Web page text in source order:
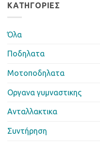
ΚΑΤΗΓΟΡΊΕΣ
Όλα
Ποδηλατα
Μοτοποδηλατα
Οργανα γυμναστικης
Ανταλλακτικα
Συντήρηση